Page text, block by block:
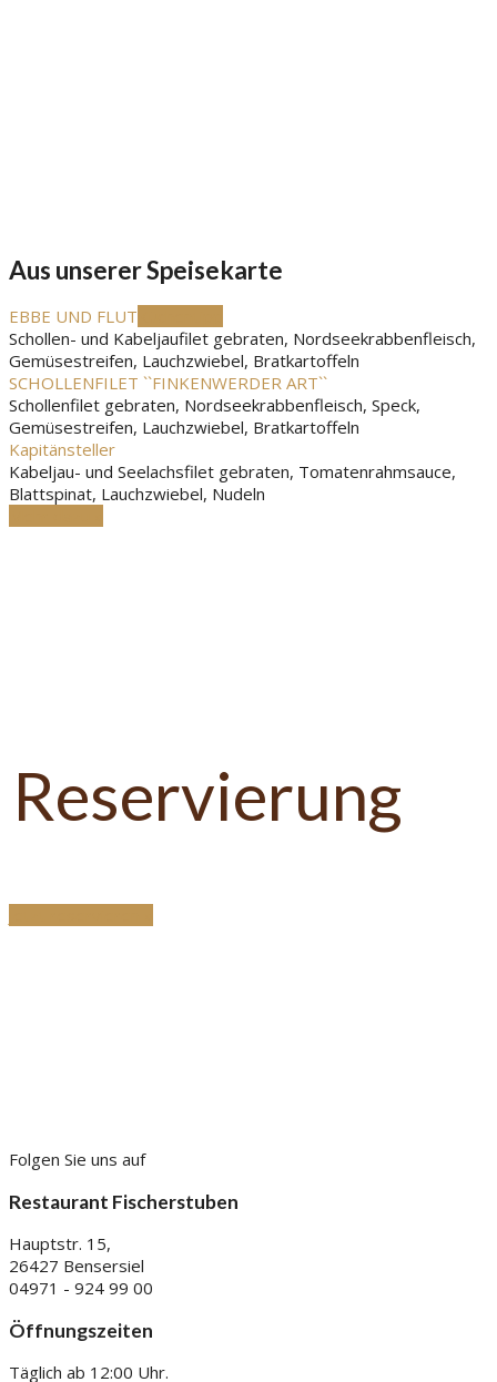
Aus unsererSpeisekarte
EBBE UND FLUT
Schollen- und Kabeljaufilet gebraten, Nordseekrabbenfleisch,
Gemüsestreifen, Lauchzwiebel, Bratkartoffeln
SCHOLLENFILET ``FINKENWERDER ART``
Schollenfilet gebraten, Nordseekrabbenfleisch, Speck,
Gemüsestreifen, Lauchzwiebel, Bratkartoffeln
Kapitänsteller
Kabeljau- und Seelachsfilet gebraten, Tomatenrahmsauce,
Blattspinat, Lauchzwiebel, Nudeln
Reservierung
Folgen Sie uns auf
Restaurant Fischerstuben
Hauptstr. 15,
26427 Bensersiel
04971 - 924 99 00
Öffnungszeiten
Täglich ab 12:00 Uhr.